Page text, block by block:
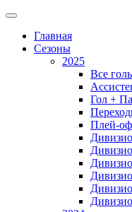
Главная
Сезоны
2025
Все
Гол +
Плей-